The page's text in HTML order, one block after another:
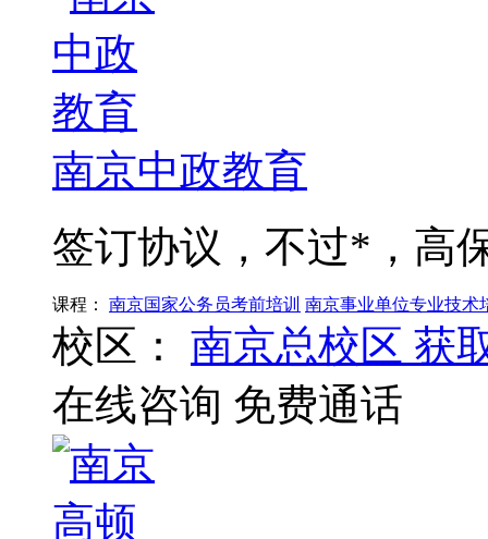
南京中政教育
签订协议，不过*，高
课程： 南京国家公务员考前培训 南京事业单位专业技术
校区： 南京总校区 获
在线咨询 免费通话